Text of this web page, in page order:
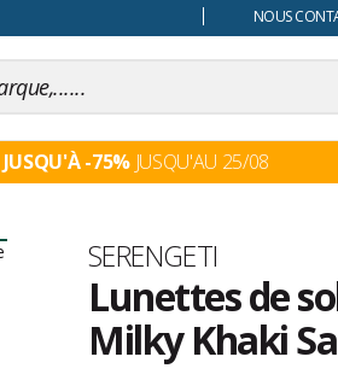
NOUS
JUSQU'À -75%JUSQU'AU 25/08
Marque
SERENGETI
Lunettes de
Milky Khaki